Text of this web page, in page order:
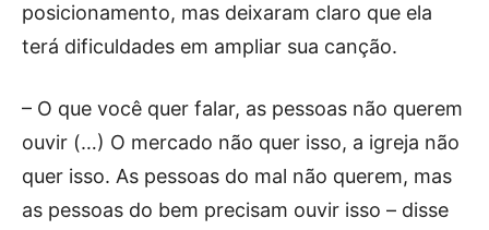
posicionamento, mas deixaram claro que ela
terá dificuldades em ampliar sua canção.
– O que você quer falar, as pessoas não querem
ouvir (…) O mercado não quer isso, a igreja não
quer isso. As pessoas do mal não querem, mas
as pessoas do bem precisam ouvir isso – disse